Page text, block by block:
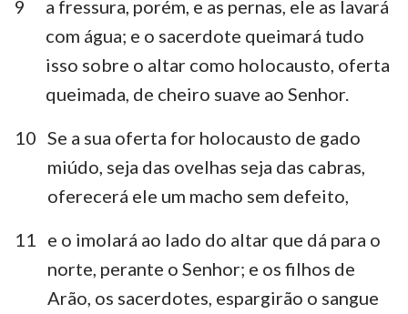
9
a fressura, porém, e as pernas, ele as lavará
com água; e o sacerdote queimará tudo
isso sobre o altar como holocausto, oferta
queimada, de cheiro suave ao Senhor.
10 Se a sua oferta for holocausto de gado
miúdo, seja das ovelhas seja das cabras,
oferecerá ele um macho sem defeito,
11
e o imolará ao lado do altar que dá para o
norte, perante o Senhor; e os filhos de
Arão, os sacerdotes, espargirão o sangue